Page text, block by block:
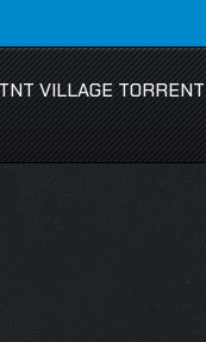
VILLAGE TORRENT